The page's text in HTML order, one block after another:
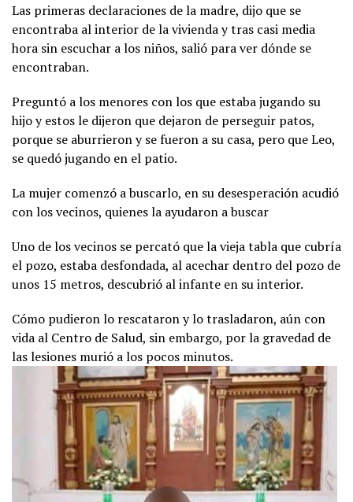
Las primeras declaraciones de la madre, dijo que se
encontraba al interior de la vivienda y tras casi media
hora sin escuchar a los niños, salió para ver dónde se
encontraban.
Preguntó a los menores con los que estaba jugando su
hijo y estos le dijeron que dejaron de perseguir patos,
porque se aburrieron y se fueron a su casa, pero que Leo,
se quedó jugando en el patio.
La mujer comenzó a buscarlo, en su desesperación acudió
con los vecinos, quienes la ayudaron a buscar
Uno de los vecinos se percató que la vieja tabla que cubría
el pozo, estaba desfondada, al acechar dentro del pozo de
unos 15 metros, descubrió al infante en su interior.
Cómo pudieron lo rescataron y lo trasladaron, aún con
vida al Centro de Salud, sin embargo, por la gravedad de
las lesiones murió a los pocos minutos.